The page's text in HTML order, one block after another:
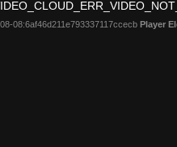
de la planète